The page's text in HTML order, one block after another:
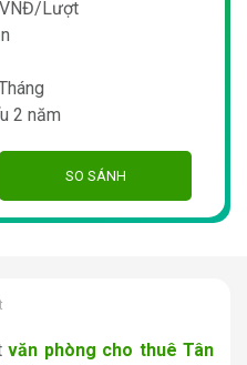
Lượt
2 năm
SO SÁNH
văn phòng cho thuê Tân